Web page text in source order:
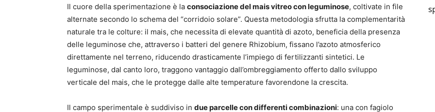
Il cuore della sperimentazione è la consociazione del mais vitreo con leguminose, coltivate in file
alternate secondo lo schema del “corridoio solare”. Questa metodologia sfrutta la complementarità
naturale tra le colture: il mais, che necessita di elevate quantità di azoto, beneficia della presenza
delle leguminose che, attraverso i batteri del genere Rhizobium, fissano l’azoto atmosferico
direttamente nel terreno, riducendo drasticamente l’impiego di fertilizzanti sintetici. Le
leguminose, dal canto loro, traggono vantaggio dall’ombreggiamento offerto dallo sviluppo
verticale del mais, che le protegge dalle alte temperature favorendone la crescita.
Il campo sperimentale è suddiviso in due parcelle con differenti combinazioni: una con fagiolo